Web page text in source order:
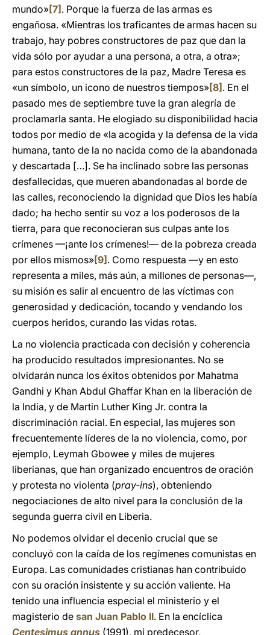
mundo»[7] . Porque la fuerza de las armas es
engañosa. «Mientras los traficantes de armas hacen su
trabajo, hay pobres constructores de paz que dan la
vida sólo por ayudar a una persona, a otra, a otra»;
para estos constructores de la paz, Madre Teresa es
«un símbolo, un icono de nuestros tiempos»[8] . En el
pasado mes de septiembre tuve la gran alegría de
proclamarla santa. He elogiado su disponibilidad hacia
todos por medio de «la acogida y la defensa de la vida
humana, tanto de la no nacida como de la abandonada
y descartada […]. Se ha inclinado sobre las personas
desfallecidas, que mueren abandonadas al borde de
las calles, reconociendo la dignidad que Dios les había
dado; ha hecho sentir su voz a los poderosos de la
tierra, para que reconocieran sus culpas ante los
crímenes —¡ante los crímenes!— de la pobreza creada
por ellos mismos»[9] . Como respuesta —y en esto
representa a miles, más aún, a millones de personas—,
su misión es salir al encuentro de las víctimas con
generosidad y dedicación, tocando y vendando los
cuerpos heridos, curando las vidas rotas.
La no violencia practicada con decisión y coherencia
ha producido resultados impresionantes. No se
olvidarán nunca los éxitos obtenidos por Mahatma
Gandhi y Khan Abdul Ghaffar Khan en la liberación de
la India, y de Martin Luther King Jr. contra la
discriminación racial. En especial, las mujeres son
frecuentemente líderes de la no violencia, como, por
ejemplo, Leymah Gbowee y miles de mujeres
liberianas, que han organizado encuentros de oración
y protesta no violenta (pray-ins), obteniendo
negociaciones de alto nivel para la conclusión de la
segunda guerra civil en Liberia.
No podemos olvidar el decenio crucial que se
concluyó con la caída de los regímenes comunistas en
Europa. Las comunidades cristianas han contribuido
con su oración insistente y su acción valiente. Ha
tenido una influencia especial el ministerio y el
magisterio de san Juan Pablo II. En la encíclica
Centesimus annus (1991), mi predecesor,